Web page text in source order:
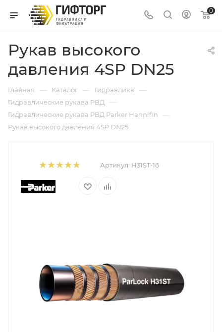
0
Рукав высокого
давления 4SP DN25
Главная — Каталог — Гидравлика —
Гидравлические рукава РВД —
Гидравлические рукава РВД Parker Hannifin —
Рукав высокого давления 4SP DN25
Артикул: H31ST-16